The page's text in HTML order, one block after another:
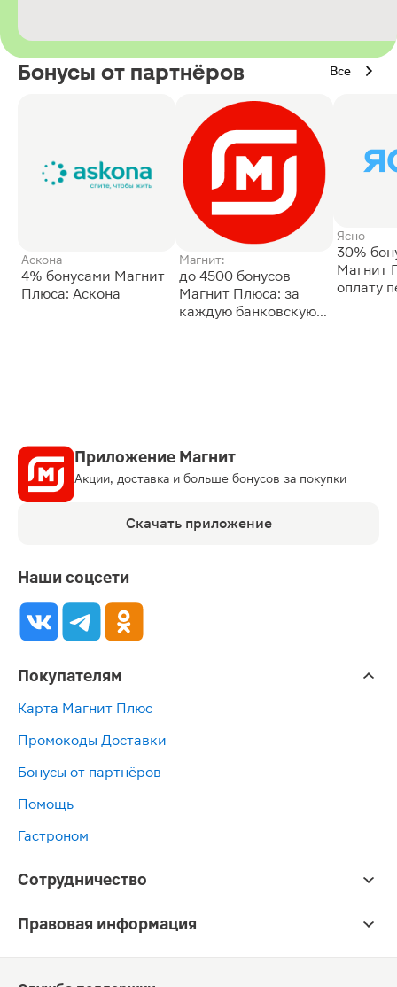
Бонусы от партнёров Все
Аскона
4% бонусами Магнит
Плюса: Аскона
Магнит:
до 4500 бонусов
Магнит Плюса: за
каждую банковскую
Ясно
30%
Магнит
оплату
Приложение Магнит
Акции, доставка и больше бонусов за покупки
Скачать приложение
Наши соцсети
Покупателям
Карта Магнит Плюс
Промокоды Доставки
Бонусы от партнёров
Помощь
Гастроном
Сотрудничество
Правовая информация